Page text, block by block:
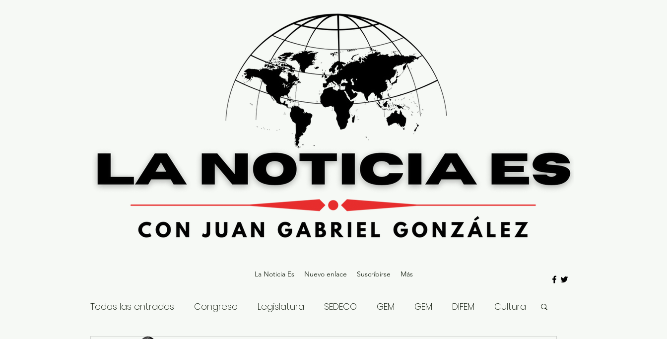
La Noticia Es Nuevo enlace Suscribirse Más
Todas las entradas Congreso Legislatura SEDECO GEM GEM DIFEM Cultura